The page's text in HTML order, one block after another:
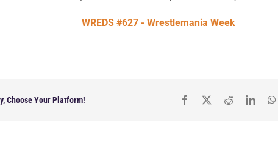
WREDS #627 - Wrestlemania Week
Choose Your Platform!